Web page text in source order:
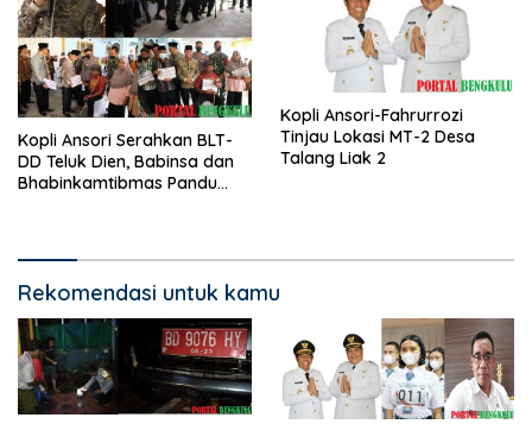
Kopli Ansori Serahkan BLT-
DD Teluk Dien, Babinsa dan
Bhabinkamtibmas Pandu
Kopli Ansori-Fahrurrozi
Tinjau Lokasi MT-2 Desa
Talang Liak 2
Rekomendasi untuk kamu